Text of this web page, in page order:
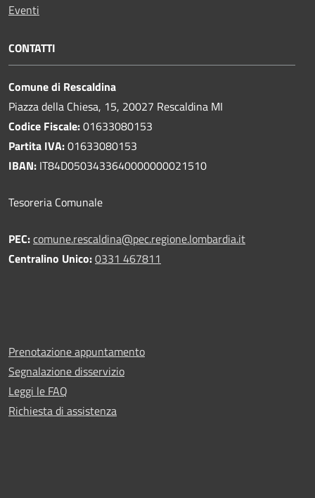
Eventi
CONTATTI
Comune di Rescaldina
Piazza della Chiesa, 15, 20027 Rescaldina MI
Codice Fiscale:01633080153
Partita IVA:01633080153
IBAN: IT84D0503433640000000021510
Tesoreria Comunale
PEC:comune.rescaldina@pec.regione.lombardia.it
Centralino Unico:0331 467811
Prenotazione appuntamento
Segnalazione disservizio
Leggi le FAQ
Richiesta di assistenza